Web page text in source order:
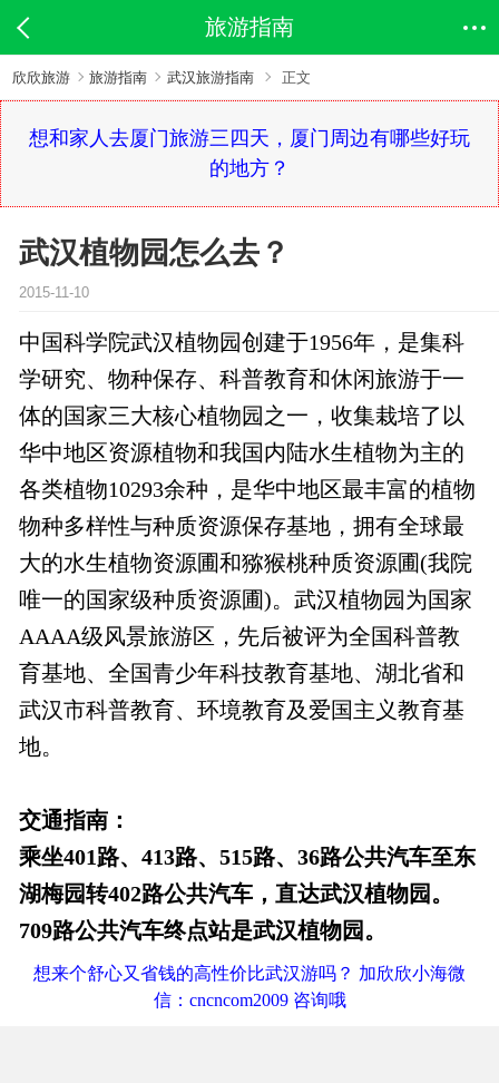
旅游指南
欣欣旅游 旅游指南 武汉旅游指南 正文
想和家人去厦门旅游三四天，厦门周边有哪些好玩
的地方？
武汉植物园怎么去？
2015-11-10
中国科学院武汉植物园创建于1956年，是集科
学研究、物种保存、科普教育和休闲旅游于一
体的国家三大核心植物园之一，收集栽培了以
华中地区资源植物和我国内陆水生植物为主的
各类植物10293余种，是华中地区最丰富的植物
物种多样性与种质资源保存基地，拥有全球最
大的水生植物资源圃和猕猴桃种质资源圃(我院
唯一的国家级种质资源圃)。武汉植物园为国家
AAAA级风景旅游区，先后被评为全国科普教
育基地、全国青少年科技教育基地、湖北省和
武汉市科普教育、环境教育及爱国主义教育基
地。
交通指南：
乘坐401路、413路、515路、36路公共汽车至东
湖梅园转402路公共汽车，直达武汉植物园。
709路公共汽车终点站是武汉植物园。
想来个舒心又省钱的高性价比武汉游吗？ 加欣欣小海微
信：cncncom2009 咨询哦